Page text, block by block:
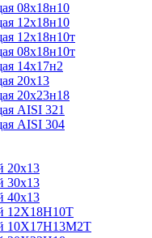
08х18н10
12х18н10
12х18н10т
08х18н10т
14х17н2
20х13
20х23н18
AISI 321
AISI 304
20х13
30х13
40х13
12Х18Н10Т
10Х17Н13М2T